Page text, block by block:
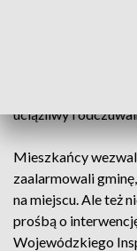
uciążliwy i
Mieszkańcy
zaalarmowali
na miejscu. Ale też
prośbą o
Wojewódzkiego